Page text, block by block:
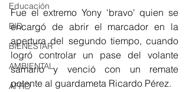
Educación
BID
BIENESTAR
AMBIENTAL
AFRO
Fue el extremo Yony 'bravo' quien se
encargó de abrir el marcador en la
apertura del segundo tiempo, cuando
logró controlar un pase del volante
samario y venció con un remate
potente al guardameta Ricardo Pérez.